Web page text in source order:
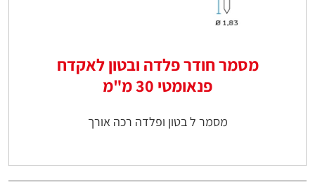
מסמר חודר פלדה ובטון לאקדח
פנאומטי 30 מ"מ
מסמר ל בטון ופלדה רכה אורך